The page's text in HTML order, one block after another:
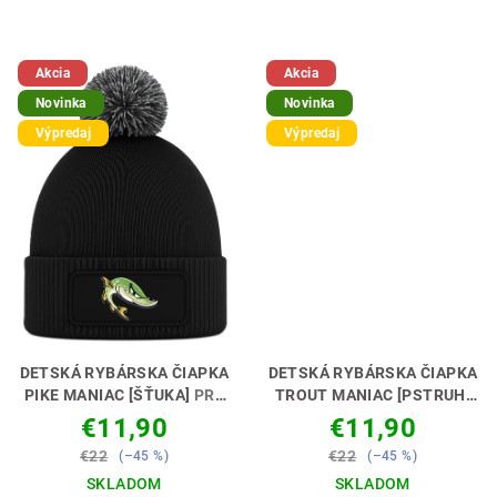
Akcia
Novinka
Výpredaj
DETSKÁ RYBÁRSKA ČIAPKA
PIKE MANIAC [ŠŤUKA] PRE
ŠŤUKOVÝCH MANIAKOV 🧢
😎
€11,90
€22 (–45 %)
SKLADOM
Akcia
Novinka
Výpredaj
DETSKÁ RYBÁRSKA ČIAPKA
TROUT MANIAC [PSTRUH]
PRE PSTRUHOVÝCH
MANIAKOV 🧢😎
€11,90
€22 (–45 %)
SKLADOM